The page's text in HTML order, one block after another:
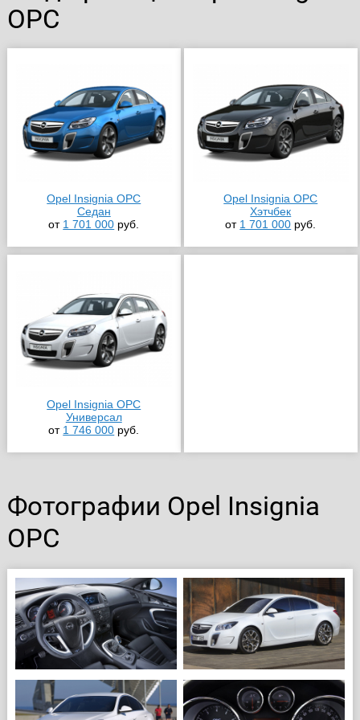
OPC
Opel Insignia OPC
Седан
от 1 701 000 руб.
Opel Insignia OPC
Хэтчбек
от 1 701 000 руб.
Opel Insignia OPC
Универсал
от 1 746 000 руб.
Фотографии Opel Insignia
OPC